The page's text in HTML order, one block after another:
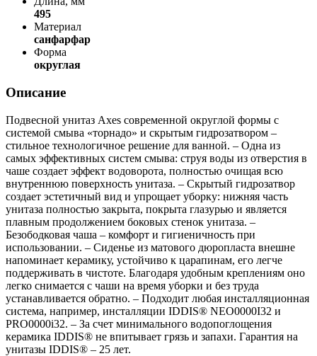
495
Материал
санфарфар
Форма
округлая
Описание
Подвесной унитаз Axes современной округлой формы с
системой смыва «торнадо» и скрытым гидрозатвором –
стильное технологичное решение для ванной. – Одна из
самых эффективных систем смыва: струя воды из отверстия в
чаше создает эффект водоворота, полностью очищая всю
внутреннюю поверхность унитаза. – Скрытый гидрозатвор
создает эстетичный вид и упрощает уборку: нижняя часть
унитаза полностью закрыта, покрыта глазурью и является
плавным продолжением боковых стенок унитаза. –
Безободковая чаша – комфорт и гигиеничность при
использовании. – Сиденье из матового дюропласта внешне
напоминает керамику, устойчиво к царапинам, его легче
поддерживать в чистоте. Благодаря удобным креплениям оно
легко снимается с чаши на время уборки и без труда
устанавливается обратно. – Подходит любая инсталляционная
система, например, инсталляции IDDIS® NEO0000I32 и
PRO0000i32. – За счет минимального водопоглощения
керамика IDDIS® не впитывает грязь и запахи. Гарантия на
унитазы IDDIS® – 25 лет.